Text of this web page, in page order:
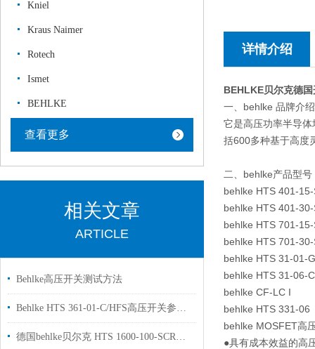
Kniel
Kraus Naimer
Rotech
Ismet
BEHLKE
查看更多
相关文章
ARTICLE
Behlke高压开关测试方法
Behlke HTS 361-01-C/HFS高压开关参数介绍
德国behlke贝尔克 HTS 1600-100-SCR高压开关用于国内科研试验使用
详情介绍
BEHLKE贝尔克德
一、behlke 品牌介绍
它是高压功率半导
括600多种基于高度
二、behlke产品型号
behlke HTS 401-
behlke HTS 401-
behlke HTS 701-
behlke HTS 701-
behlke HTS 31-01-
behlke HTS 31-06-C
behlke CF-LC I
behlke HTS 331-06
behlke MOSFET高
●具有成本效益的高